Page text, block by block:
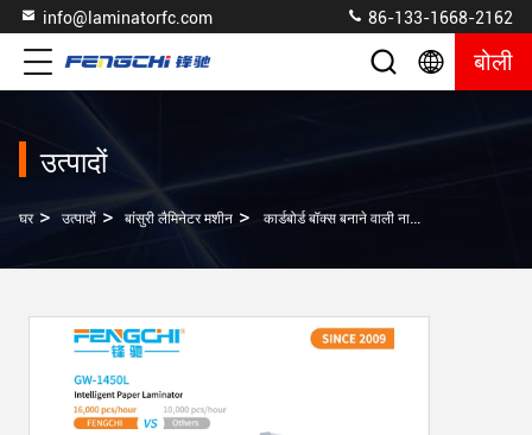
info@laminatorfc.com 86-133-1668-2162
बोली
उत्पादों
घर > उत्पादों > बांसुरी लैमिनेटर मशीन > कार्डबोर्ड बॉक्स बनाने वाली नालीदार कार्डबोर्ड पेपर फ्लोट लैमिनेटर मशीन 8000KG